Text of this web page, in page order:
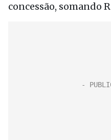
concessão, somando